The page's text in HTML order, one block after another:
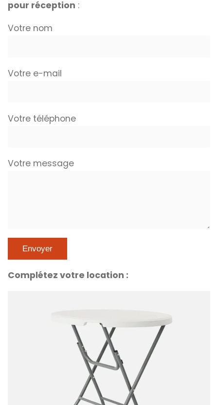
pour réception :
Votre nom
Votre e-mail
Votre téléphone
Votre message
Complétez votre location :